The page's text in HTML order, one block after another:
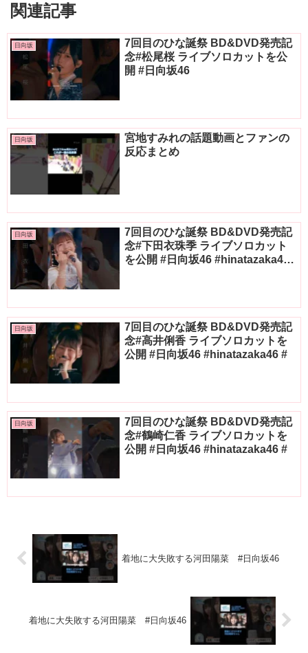
関連記事
日向坂
7回目のひな誕祭 BD&DVD発売記
念#松尾桜 ライブソロカットを公
開 #日向坂46
日向坂
宮地すみれの話題動画とファンの
反応まとめ
日向坂
7回目のひな誕祭 BD&DVD発売記
念#下田衣珠季 ライブソロカット
を公開 #日向坂46 #hinatazaka46
日向坂
7回目のひな誕祭 BD&DVD発売記
念#高井俐香 ライブソロカットを
公開 #日向坂46 #hinatazaka46 #
日向坂
7回目のひな誕祭 BD&DVD発売記
念#鶴崎仁香 ライブソロカットを
公開 #日向坂46 #hinatazaka46 #
着地に大失敗する河田陽菜 #日向坂46
着地に大失敗する河田陽菜 #日向坂46